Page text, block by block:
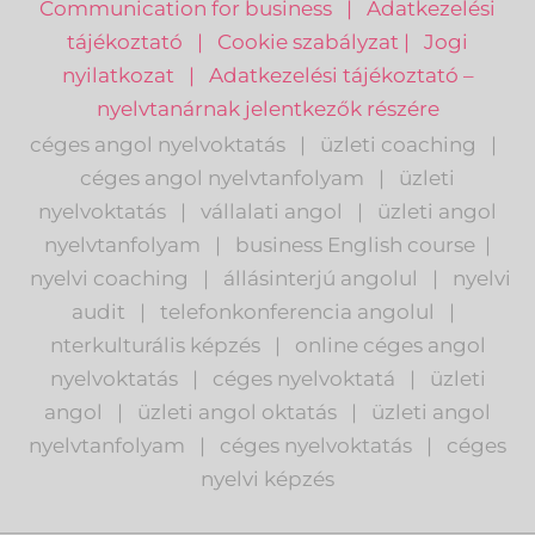
Communication for business | Adatkezelési
tájékoztató | Cookie szabályzat | Jogi
nyilatkozat | Adatkezelési tájékoztató –
nyelvtanárnak jelentkezők részére
céges angol nyelvoktatás
| üzleti coaching
|
céges angol nyelvtanfolyam
|
üzleti
nyelvoktatás
| vállalati angol |
üzleti angol
nyelvtanfolyam
| business English course |
nyelvi coaching
| állásinterjú angolul |
nyelvi
audit
| telefonkonferencia angolul
|
nterkulturális képzés
| online céges angol
nyelvoktatás
| céges nyelvoktatá |
üzleti
angol
| üzleti angol oktatás |
üzleti angol
nyelvtanfolyam
| céges nyelvoktatás |
céges
nyelvi képzés